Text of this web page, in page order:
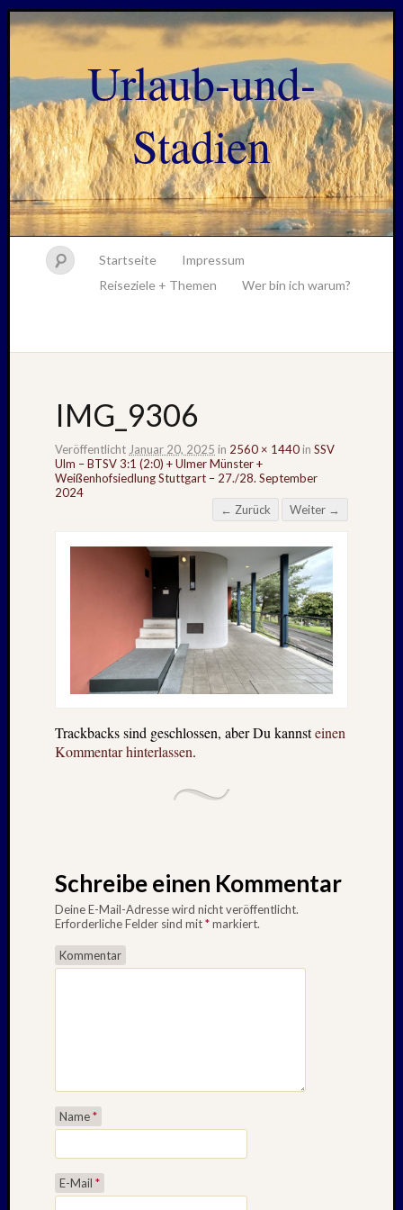
Urlaub-und-
Stadien
Startseite
Impressum
Reiseziele + Themen
Wer bin ich warum?
IMG_9306
Veröffentlicht Januar 20, 2025 in 2560 × 1440 in SSV
Ulm – BTSV 3:1 (2:0) + Ulmer Münster +
Weißenhofsiedlung Stuttgart – 27./28. September
2024
← Zurück
Weiter →
Trackbacks sind geschlossen, aber Du kannsteinen
Kommentar hinterlassen.
Schreibe einen Kommentar
Deine E-Mail-Adresse wird nicht veröffentlicht.
Erforderliche Felder sind mit*markiert.
Kommentar
Name*
E-Mail *